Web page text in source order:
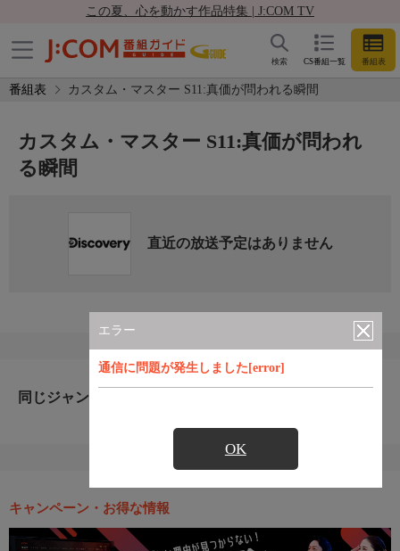
この夏、心を動かす作品特集 | J:COM TV
CS番組一覧 番組表
検索
番組表 カスタム・マスター S11:真価が問われる瞬間
エラー
通信に問題が発生しました[error]
OK
カスタム・マスター S11:真価が問われ
る瞬間
直近の放送予定はありません
同じジャンルのおすすめ番組
キャンペーン・お得な情報